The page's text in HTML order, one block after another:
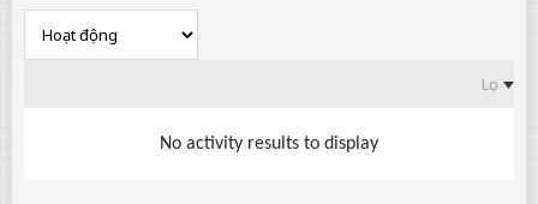
Lọc
No activity results to display